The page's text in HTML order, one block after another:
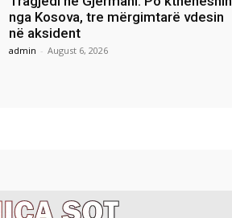
nga Kosova, tre mërgimtarë vdesin
në aksident
admin - August 6, 2026